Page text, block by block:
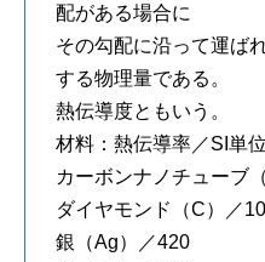
配がある場合に
その勾配に沿って運ば
する物理量である。
熱伝導度ともいう。
材料：熱伝導率／SI単
カーボンナノチューブ
ダイヤモンド（C）／
銀（Ag）／420